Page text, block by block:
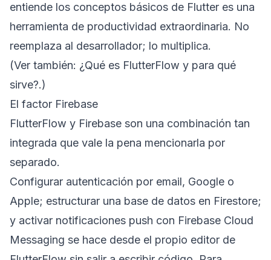
entiende los conceptos básicos de Flutter es una
herramienta de productividad extraordinaria. No
reemplaza al desarrollador; lo multiplica.
(Ver también: ¿Qué es FlutterFlow y para qué
sirve?.)
El factor Firebase
FlutterFlow y Firebase son una combinación tan
integrada que vale la pena mencionarla por
separado.
Configurar autenticación por email, Google o
Apple; estructurar una base de datos en Firestore;
y activar notificaciones push con Firebase Cloud
Messaging se hace desde el propio editor de